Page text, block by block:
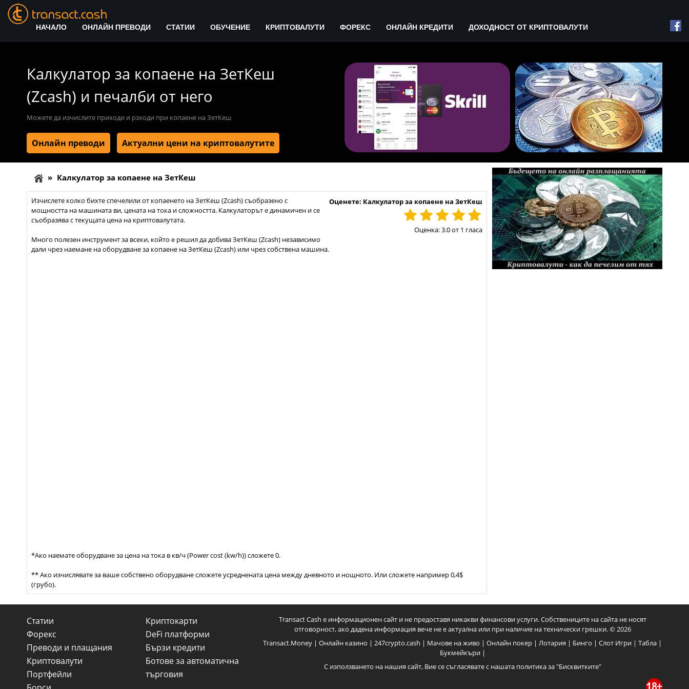
НАЧАЛО ОНЛАЙН ПРЕВОДИ СТАТИИ ОБУЧЕНИЕ КРИПТОВАЛУТИ ФОРЕКС ОНЛАЙН КРЕДИТИ ДОХОДНОСТ ОТ КРИПТОВАЛУТИ
Калкулатор за копаене на ЗетКеш
(Zcash) и печалби от него
Можете да изчислите приходи и рзходи при копаене на ЗетКеш
Онлайн преводи Актуални цени на криптовалутите
» Калкулатор за копаене на ЗетКеш
Оценете: Калкулатор за копаене на ЗетКеш
Оценка: 3.0 от 1 гласа
Изчислете колко бихте спечелили от копаенето на ЗетКеш (Zcash) съобразено с
мощността на машината ви, цената на тока и сложността. Калкулаторът е динамичен и се
съобразява с текущата цена на криптовалутата.
Много полезен инструмент за всеки, който е решил да добива ЗетКеш (Zcash) независимо
дали чрез наемане на оборудване за копаене на ЗетКеш (Zcash) или чрез собствена машина.
*Ако наемате оборудване за цена на тока в кв/ч (Power cost (kw/h)) сложете 0.
** Ако изчислявате за ваше собствено оборудване сложете усреднената цена между дневното и нощното. Или сложете например 0,4$
(грубо).
Статии
Форекс
Преводи и плащания
Криптовалути
Портфейли
Криптокарти
DeFi платформи
Бързи кредити
Ботове за автоматична
търговия
Transact Cash е информационен сайт и не предоставя никакви финансови услуги. Собствениците на сайта не носят
отговорност, ако дадена информация вече не е актуална или при наличие на технически грешки. © 2026
Transact.Money | Онлайн казино | 247crypto.cash | Мачове на живо | Онлайн покер | Лотария | Бинго | Слот Игри | Табла |
Букмейкъри|
С използването на нашия сайт, Вие се съгласявате с нашата политика за"Бисквитките"